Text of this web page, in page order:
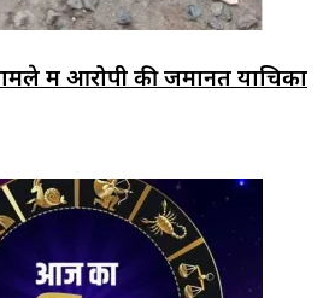
में आरोपी की जमानत याचिका